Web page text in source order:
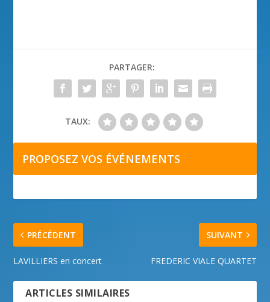
PARTAGER:
TAUX:
PROPOSEZ VOS ÉVÉNEMENTS
PRÉCÉDENT
LAVILLIERS en concert
SUIVANT
FREDERIC VIALE QUARTET
ARTICLES SIMILAIRES